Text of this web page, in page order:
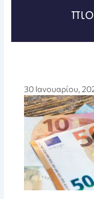
30 Ιανουαρίου,